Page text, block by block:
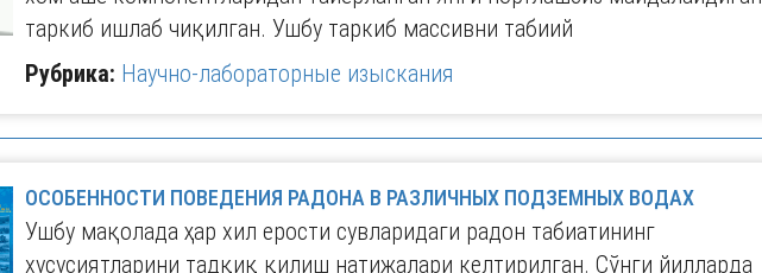
таркиб ишлаб чиқилган. Ушбу таркиб массивни табиий
Рубрика: Научно-лабораторные изыскания
ОСОБЕННОСТИ ПОВЕДЕНИЯ РАДОНА В РАЗЛИЧНЫХ ПОДЗЕМНЫХ ВОДАХ
Ушбу мақолада ҳар хил ерости сувларидаги радон табиатининг
хусусиятларини тадқиқ қилиш натижалари келтирилган. Сўнги йилларда